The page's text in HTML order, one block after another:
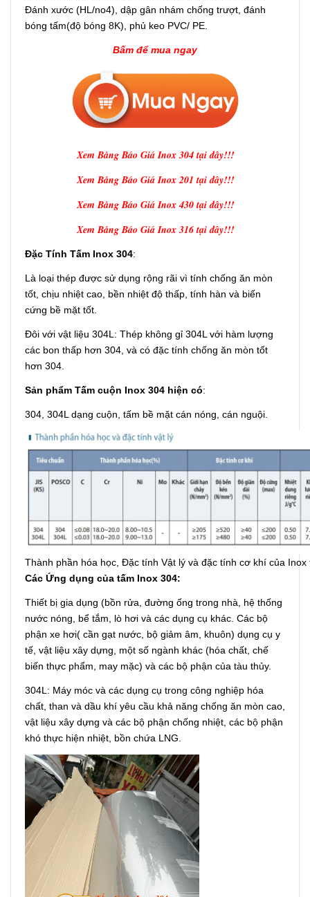
Đánh xước (HL/no4), dập gân nhám chống trượt, đánh
bóng tấm(độ bóng 8K), phủ keo PVC/ PE.
Bấm để mua ngay
Xem Bảng Báo Giá Inox 304 tại đây!!!
Xem Bảng Báo Giá Inox 201 tại đây!!!
Xem Bảng Báo Giá Inox 430 tại đây!!!
Xem Bảng Báo Giá Inox 316 tại đây!!!
Đặc Tính Tấm Inox 304:
Là loại thép được sử dụng rộng rãi vì tính chống ăn mòn
tốt, chịu nhiệt cao, bền nhiệt độ thấp, tính hàn và biến
cứng bề mặt tốt.
Đôi với vật liệu 304L: Thép không gỉ 304L với hàm lượng
các bon thấp hơn 304, và có đặc tính chống ăn mòn tốt
hơn 304.
Sản phẩm Tấm cuộn Inox 304 hiện có:
304, 304L dạng cuộn, tấm bề mặt cán nóng, cán nguội.
Thành phần hóa học, Đặc tính Vật lý và đặc tính cơ khí của Inox
Các Ứng dụng của tấm Inox 304:
Thiết bị gia dụng (bồn rửa, đường ống trong nhà, hệ thống
nước nóng, bể tắm, lò hơi và các dụng cụ khác. Các bộ
phận xe hơi( cần gạt nước, bộ giảm âm, khuôn) dụng cụ y
tế, vật liệu xây dựng, một số ngành khác (hóa chất, chế
biến thực phẩm, may mặc) và các bộ phận của tàu thủy.
304L: Máy móc và các dụng cụ trong công nghiệp hóa
chất, than và dầu khí yêu cầu khả năng chống ăn mòn cao,
vật liệu xây dựng và các bộ phận chống nhiệt, các bộ phận
khó thực hiện nhiệt, bồn chứa LNG.